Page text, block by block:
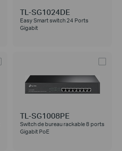
TL-SG1024DE
Easy Smart switch 24 Ports
Gigabit
TL-SG1008PE
Switch de bureau rackable 8 ports
Gigabit PoE